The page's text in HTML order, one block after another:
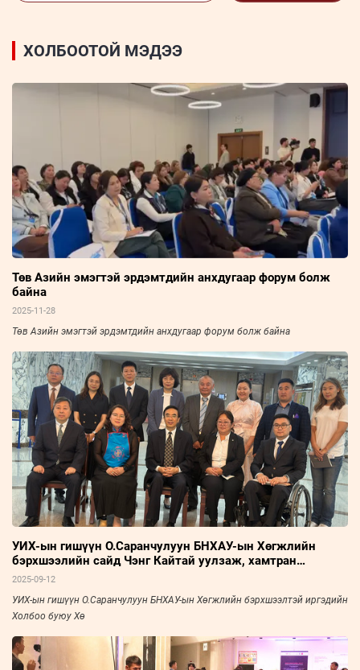
ХОЛБООТОЙ МЭДЭЭ
Төв Азийн эмэгтэй эрдэмтдийн анхдугаар форум болж
байна
2025-11-28
Төв Азийн эмэгтэй эрдэмтдийн анхдугаар форум болж байна
УИХ-ын гишүүн О.Саранчулуун БНХАУ-ын Хөгжлийн
бэрхшээлийн сайд Чэнг Кайтай уулзаж, хамтран
ажиллахаар боллоо
2025-09-12
УИХ-ын гишүүн О.Саранчулуун БНХАУ-ын Хөгжлийн бэрхшээлтэй иргэдийн
Холбоо буюу Хө